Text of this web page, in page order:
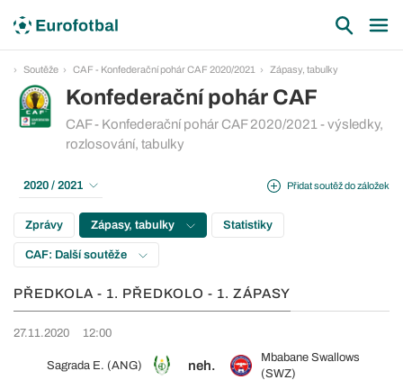
Soutěže CAF - Konfederační pohár CAF 2020/2021 Zápasy, tabulky
Konfederační pohár CAF
CAF - Konfederační pohár CAF 2020/2021 - výsledky,
rozlosování, tabulky
Přidat soutěž do záložek
2020 / 2021
Zprávy Zápasy, tabulky Statistiky
CAF: Další soutěže
PŘEDKOLA - 1. PŘEDKOLO - 1. ZÁPASY
27.11.2020 12:00
Sagrada E. (ANG) neh.
Mbabane Swallows
(SWZ)